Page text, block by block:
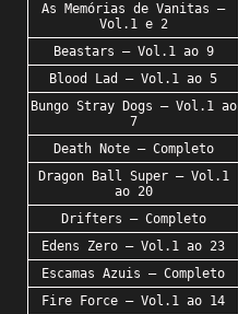
As Memórias de Vanitas –
Vol.1 e 2
Beastars – Vol.1 ao 9
Blood Lad – Vol.1 ao 5
Bungo Stray Dogs – Vol.1 ao
7
Death Note – Completo
Dragon Ball Super – Vol.1
ao 20
Drifters – Completo
Edens Zero – Vol.1 ao 23
Escamas Azuis – Completo
Fire Force – Vol.1 ao 14